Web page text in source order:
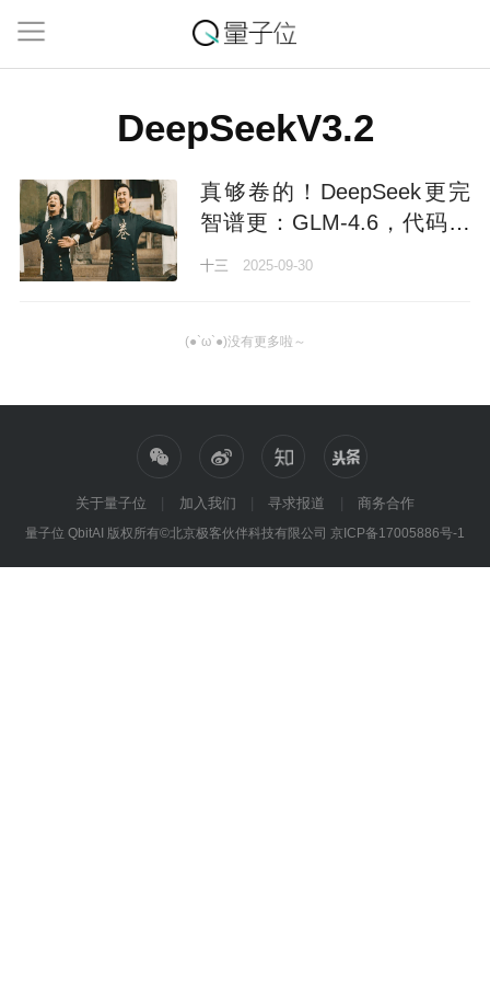
DeepSeekV3.2
真够卷的！DeepSeek更完
智谱更：GLM-4.6，代码国
内最强
十三 2025-09-30
(●`ω`●)没有更多啦～
关于量子位 加入我们 寻求报道
商务合作
量子位 QbitAI 版权所有©北京极客伙伴科技有限公司 京ICP备17005886号-1